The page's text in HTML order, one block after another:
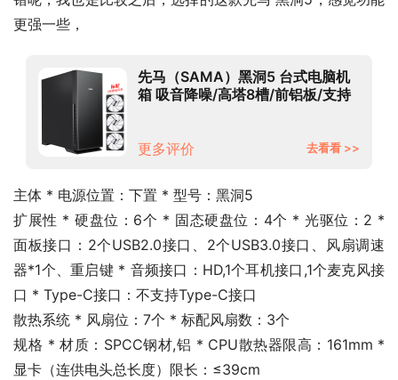
更强一些，
先马（SAMA）黑洞5 台式电脑机
箱 吸音降噪/高塔8槽/前铝板/支持
更多评价
去看看 >>
主体 * 电源位置：下置 * 型号：黑洞5
扩展性 * 硬盘位：6个 * 固态硬盘位：4个 * 光驱位：2 *
面板接口：2个USB2.0接口、2个USB3.0接口、风扇调速
器*1个、重启键 * 音频接口：HD,1个耳机接口,1个麦克风接
口 * Type-C接口：不支持Type-C接口
散热系统 * 风扇位：7个 * 标配风扇数：3个
规格 * 材质：SPCC钢材,铝 * CPU散热器限高：161mm *
显卡（连供电头总长度）限长：≤39cm